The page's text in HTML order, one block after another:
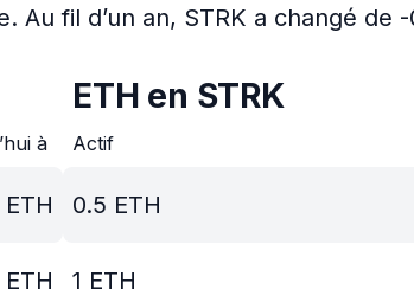
Au fil d’un an, STRK a changé de
à
ETH
ETH
ETH en STRK
Actif
0.5 ETH
1 ETH